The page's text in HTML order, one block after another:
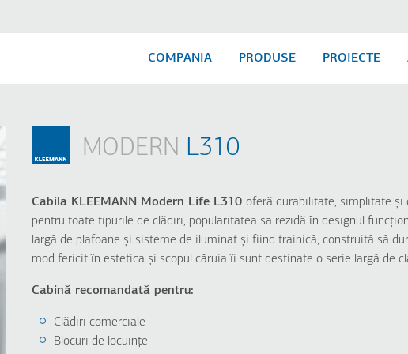
COMPANIA PRODUSE PROIECTE
MODERN
L510
L320
L310
A320
A310
MODERN L310
Cabila KLEEMANN Modern Life L310 oferă durabilitate, simplitate și
pentru toate tipurile de clădiri, popularitatea sa rezidă în designul
largă de plafoane și sisteme de iluminat și fiind trainică, construită să
mod fericit în estetica și scopul căruia îi sunt destinate o serie largă de
Cabină recomandată pentru:
Clădiri comerciale
Blocuri de locuințe